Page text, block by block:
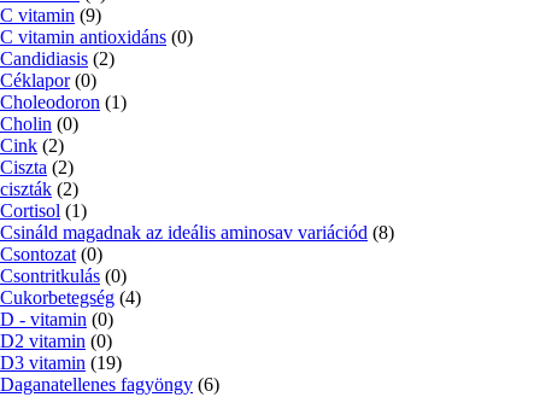
C vitamin (9)
C vitamin antioxidáns (0)
Candidiasis (2)
Céklapor (0)
Choleodoron (1)
Cholin (0)
Cink (2)
Ciszta (2)
ciszták (2)
Cortisol (1)
Csináld magadnak az ideális aminosav variációd (8)
Csontozat (0)
Csontritkulás (0)
Cukorbetegség (4)
D - vitamin (0)
D2 vitamin (0)
D3 vitamin (19)
Daganatellenes fagyöngy (6)